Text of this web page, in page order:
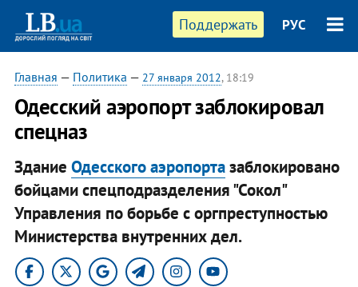
Поддержать РУС
Главная — Политика — 27 января 2012, 18:19
Одесский аэропорт заблокировал
спецназ
Здание Одесского аэропортазаблокировано
бойцами спецподразделения "Сокол"
Управления по борьбе с оргпреступностью
Министерства внутренних дел.